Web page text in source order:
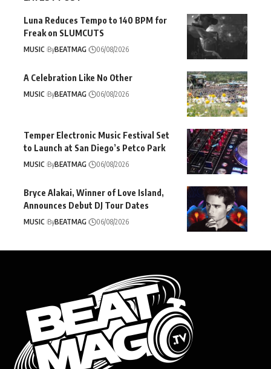
Luna Reduces Tempo to 140 BPM for
Freak on SLUMCUTS
MUSIC ByBEATMAG 06/08/2026
A Celebration Like No Other
MUSIC ByBEATMAG 06/08/2026
Temper Electronic Music Festival Set
to Launch at San Diego’s Petco Park
MUSIC ByBEATMAG 06/08/2026
Bryce Alakai, Winner of Love Island,
Announces Debut DJ Tour Dates
MUSIC ByBEATMAG 06/08/2026